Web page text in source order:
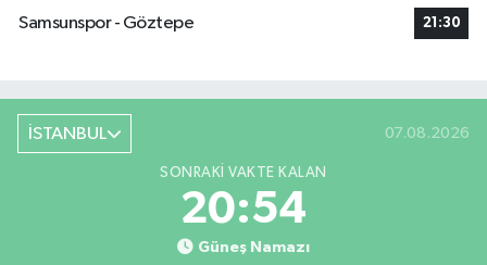
Samsunspor - Göztepe
21:30
İSTANBUL 07.08.2026
SONRAKI VAKTE KALAN
20:53
Güneş Namazı